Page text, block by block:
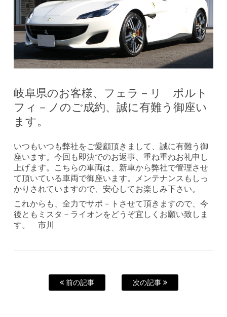
岐阜県のお客様、フェラ－リ ポルト
フィ－ノのご成約、誠に有難う御座い
ます。
いつもいつも弊社をご愛顧頂きまして、誠に有難う御
座います。今回も即決でのお返事、重ね重ねお礼申し
上げます。こちらの車両は、新車から弊社で管理させ
て頂いている車両で御座います。メンテナンスもしっ
かりされていますので、安心してお楽しみ下さい。
これからも、全力でサポ－トさせて頂きますので、今
後ともミスタ－ライオンをどうぞ宜しくお願い致しま
す。 市川
前の記事 次の記事